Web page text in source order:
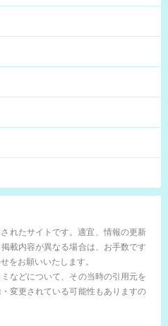
れたサイトです。適宜、情報の更新
載内容が異なる場合は、お手数です
をお願いいたします。
などについて、その当時の引用元を
変更されている可能性もありますの